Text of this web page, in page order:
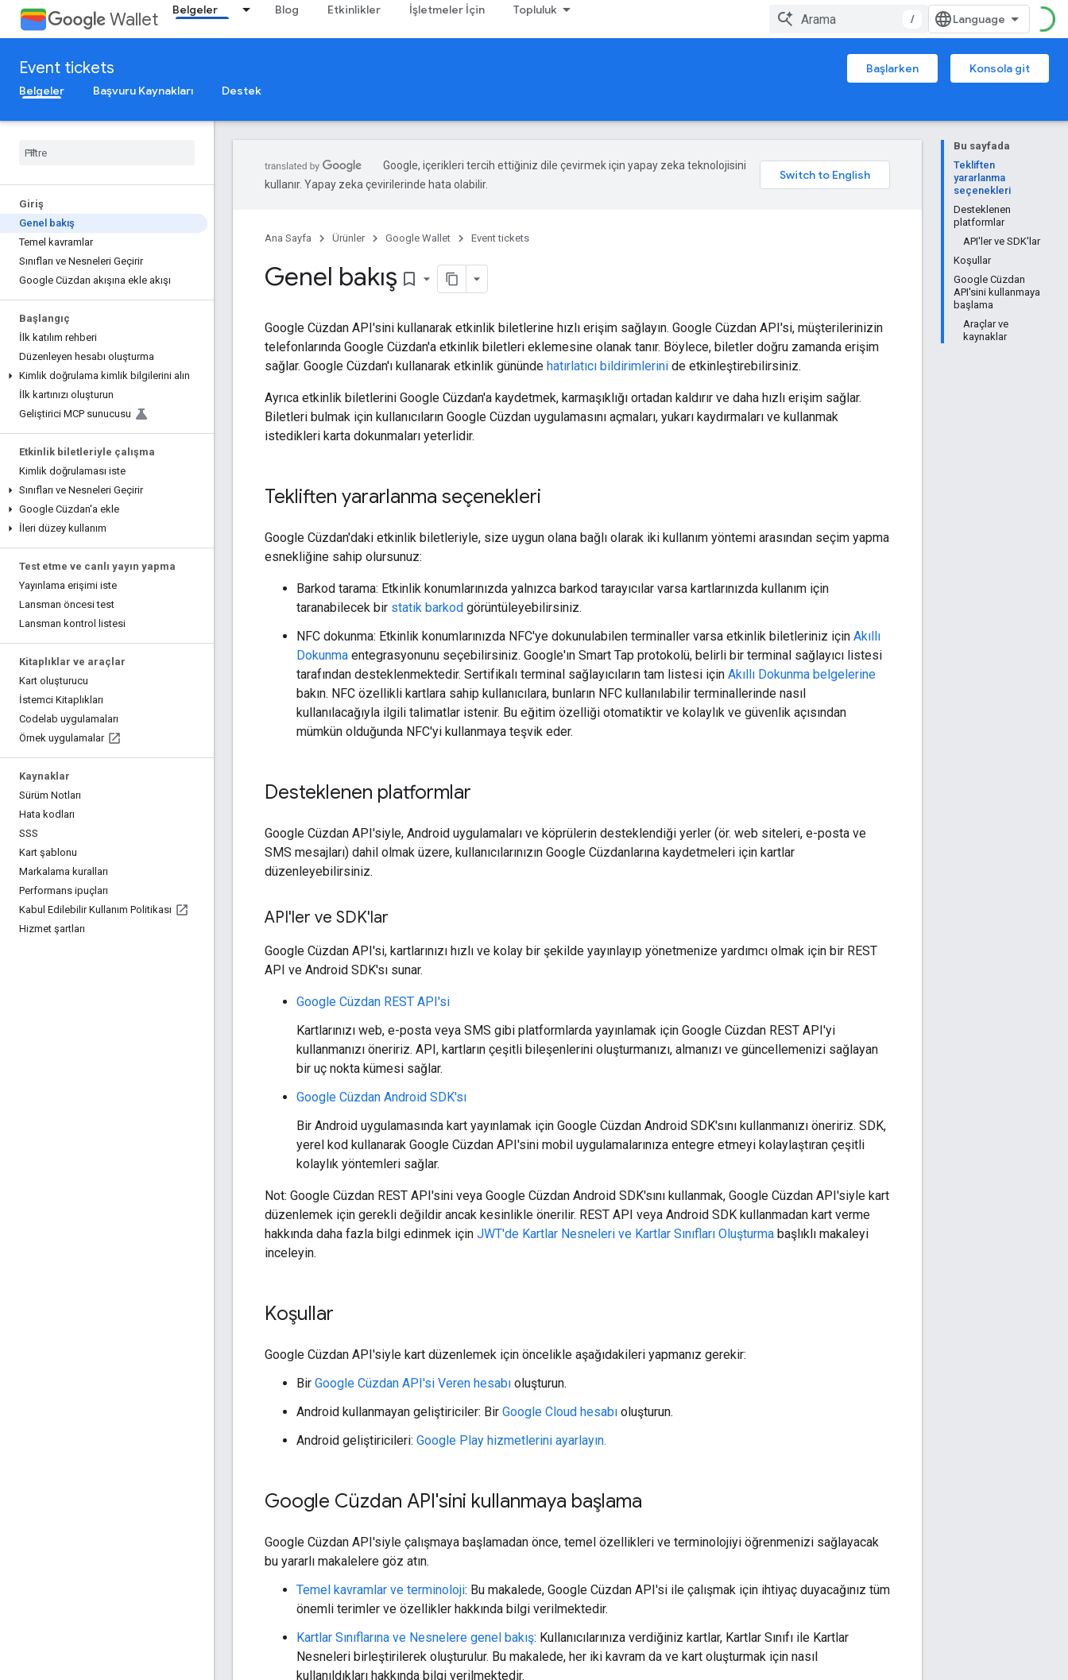
Wallet Belgeler Blog Etkinlikler İşletmeler İçin Topluluk
/
Event tickets Başlarken
Konsola git
Belgeler
Başvuru Kaynakları Destek
Giriş
Genel bakış
Temel kavramlar
Sınıfları ve Nesneleri Geçirir
Google Cüzdan akışına ekle akışı
Başlangıç
İlk katılım rehberi
Düzenleyen hesabı oluşturma
Kimlik doğrulama kimlik bilgilerini alın
İlk kartınızı oluşturun
Geliştirici MCP sunucusu
Etkinlik biletleriyle çalışma
Kimlik doğrulaması iste
Sınıfları ve Nesneleri Geçirir
Google Cüzdan'a ekle
İleri düzey kullanım
Test etme ve canlı yayın yapma
Yayınlama erişimi iste
Lansman öncesi test
Lansman kontrol listesi
Kitaplıklar ve araçlar
Kart oluşturucu
İstemci Kitaplıkları
Codelab uygulamaları
Örnek uygulamalar
Kaynaklar
Sürüm Notları
Hata kodları
SSS
Kart şablonu
Markalama kuralları
Performans ipuçları
Kabul Edilebilir Kullanım Politikası
Hizmet şartları
Bu sayfada
Tekliften
yararlanma
seçenekleri
Desteklenen
platformlar
API'ler ve SDK'lar
Koşullar
Google Cüzdan
API'sini kullanmaya
başlama
Araçlar ve
kaynaklar
Google, içerikleri tercih ettiğiniz dile çevirmek için yapay zeka teknolojisini
kullanır. Yapay zeka çevirilerinde hata olabilir.
Ana Sayfa Ürünler Google Wallet Event tickets
Genel bakış bookmark_border
Google Cüzdan API'sini kullanarak etkinlik biletlerine hızlı erişim sağlayın. Google Cüzdan API'si, müşterilerinizin
telefonlarında Google Cüzdan'a etkinlik biletleri eklemesine olanak tanır. Böylece, biletler doğru zamanda erişim
sağlar. Google Cüzdan'ı kullanarak etkinlik gününde hatırlatıcı bildirimlerini de etkinleştirebilirsiniz.
Ayrıca etkinlik biletlerini Google Cüzdan'a kaydetmek, karmaşıklığı ortadan kaldırır ve daha hızlı erişim sağlar.
Biletleri bulmak için kullanıcıların Google Cüzdan uygulamasını açmaları, yukarı kaydırmaları ve kullanmak
istedikleri karta dokunmaları yeterlidir.
Tekliften yararlanma seçenekleri
Google Cüzdan'daki etkinlik biletleriyle, size uygun olana bağlı olarak iki kullanım yöntemi arasından seçim yapma
esnekliğine sahip olursunuz:
Barkod tarama: Etkinlik konumlarınızda yalnızca barkod tarayıcılar varsa kartlarınızda kullanım için
taranabilecek bir statik barkod görüntüleyebilirsiniz.
NFC dokunma: Etkinlik konumlarınızda NFC'ye dokunulabilen terminaller varsa etkinlik biletleriniz için Akıllı
Dokunma entegrasyonunu seçebilirsiniz. Google'ın Smart Tap protokolü, belirli bir terminal sağlayıcı listesi
tarafından desteklenmektedir. Sertifikalı terminal sağlayıcıların tam listesi için Akıllı Dokunma belgelerine
bakın. NFC özellikli kartlara sahip kullanıcılara, bunların NFC kullanılabilir terminallerinde nasıl
kullanılacağıyla ilgili talimatlar istenir. Bu eğitim özelliği otomatiktir ve kolaylık ve güvenlik açısından
mümkün olduğunda NFC'yi kullanmaya teşvik eder.
Desteklenen platformlar
Google Cüzdan API'siyle, Android uygulamaları ve köprülerin desteklendiği yerler (ör. web siteleri, e-posta ve
SMS mesajları) dahil olmak üzere, kullanıcılarınızın Google Cüzdanlarına kaydetmeleri için kartlar
düzenleyebilirsiniz.
API'ler ve SDK'lar
Google Cüzdan API'si, kartlarınızı hızlı ve kolay bir şekilde yayınlayıp yönetmenize yardımcı olmak için bir REST
API ve Android SDK'sı sunar.
Google Cüzdan REST API'si
Kartlarınızı web, e-posta veya SMS gibi platformlarda yayınlamak için Google Cüzdan REST API'yi
kullanmanızı öneririz. API, kartların çeşitli bileşenlerini oluşturmanızı, almanızı ve güncellemenizi sağlayan
bir uç nokta kümesi sağlar.
Google Cüzdan Android SDK'sı
Bir Android uygulamasında kart yayınlamak için Google Cüzdan Android SDK'sını kullanmanızı öneririz. SDK,
yerel kod kullanarak Google Cüzdan API'sini mobil uygulamalarınıza entegre etmeyi kolaylaştıran çeşitli
kolaylık yöntemleri sağlar.
Not: Google Cüzdan REST API'sini veya Google Cüzdan Android SDK'sını kullanmak, Google Cüzdan API'siyle kart
düzenlemek için gerekli değildir ancak kesinlikle önerilir. REST API veya Android SDK kullanmadan kart verme
hakkında daha fazla bilgi edinmek için JWT'de Kartlar Nesneleri ve Kartlar Sınıfları Oluşturma başlıklı makaleyi
inceleyin.
Koşullar
Google Cüzdan API'siyle kart düzenlemek için öncelikle aşağıdakileri yapmanız gerekir:
Bir Google Cüzdan API'si Veren hesabı oluşturun.
Android kullanmayan geliştiriciler: Bir Google Cloud hesabı oluşturun.
Android geliştiricileri: Google Play hizmetlerini ayarlayın.
Google Cüzdan API'sini kullanmaya başlama
Google Cüzdan API'siyle çalışmaya başlamadan önce, temel özellikleri ve terminolojiyi öğrenmenizi sağlayacak
bu yararlı makalelere göz atın.
Temel kavramlar ve terminoloji: Bu makalede, Google Cüzdan API'si ile çalışmak için ihtiyaç duyacağınız tüm
önemli terimler ve özellikler hakkında bilgi verilmektedir.
Kartlar Sınıflarına ve Nesnelere genel bakış: Kullanıcılarınıza verdiğiniz kartlar, Kartlar Sınıfı ile Kartlar
Nesneleri birleştirilerek oluşturulur. Bu makalede, her iki kavram da ve kart oluşturmak için nasıl
kullanıldıkları hakkında bilgi verilmektedir.